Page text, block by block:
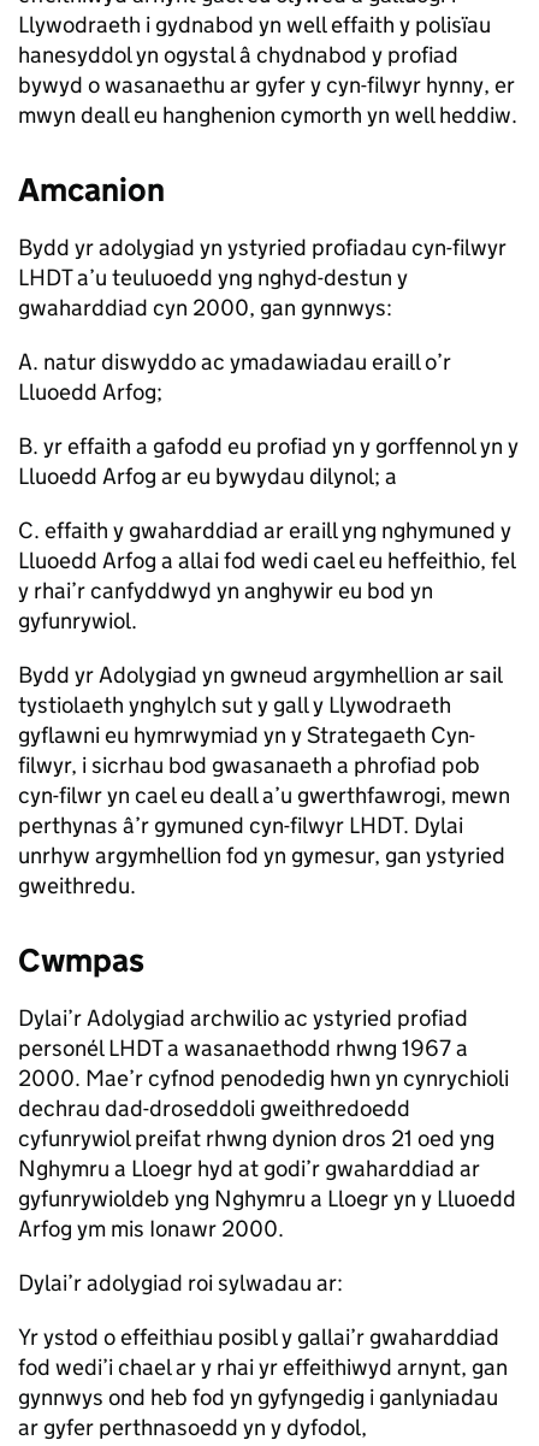
Llywodraeth i gydnabod yn well effaith y polisïau
hanesyddol yn ogystal â chydnabod y profiad
bywyd o wasanaethu ar gyfer y cyn-filwyr hynny, er
mwyn deall eu hanghenion cymorth yn well heddiw.
Amcanion
Bydd yr adolygiad yn ystyried profiadau cyn-filwyr
LHDT a’u teuluoedd yng nghyd-destun y
gwaharddiad cyn 2000, gan gynnwys:
A. natur diswyddo ac ymadawiadau eraill o’r
Lluoedd Arfog;
B. yr effaith a gafodd eu profiad yn y gorffennol yn y
Lluoedd Arfog ar eu bywydau dilynol; a
C. effaith y gwaharddiad ar eraill yng nghymuned y
Lluoedd Arfog a allai fod wedi cael eu heffeithio, fel
y rhai’r canfyddwyd yn anghywir eu bod yn
gyfunrywiol.
Bydd yr Adolygiad yn gwneud argymhellion ar sail
tystiolaeth ynghylch sut y gall y Llywodraeth
gyflawni eu hymrwymiad yn y Strategaeth Cyn-
filwyr, i sicrhau bod gwasanaeth a phrofiad pob
cyn-filwr yn cael eu deall a’u gwerthfawrogi, mewn
perthynas â’r gymuned cyn-filwyr LHDT. Dylai
unrhyw argymhellion fod yn gymesur, gan ystyried
gweithredu.
Cwmpas
Dylai’r Adolygiad archwilio ac ystyried profiad
personél LHDT a wasanaethodd rhwng 1967 a
2000. Mae’r cyfnod penodedig hwn yn cynrychioli
dechrau dad-droseddoli gweithredoedd
cyfunrywiol preifat rhwng dynion dros 21 oed yng
Nghymru a Lloegr hyd at godi’r gwaharddiad ar
gyfunrywioldeb yng Nghymru a Lloegr yn y Lluoedd
Arfog ym mis Ionawr 2000.
Dylai’r adolygiad roi sylwadau ar:
Yr ystod o effeithiau posibl y gallai’r gwaharddiad
fod wedi’i chael ar y rhai yr effeithiwyd arnynt, gan
gynnwys ond heb fod yn gyfyngedig i ganlyniadau
ar gyfer perthnasoedd yn y dyfodol,